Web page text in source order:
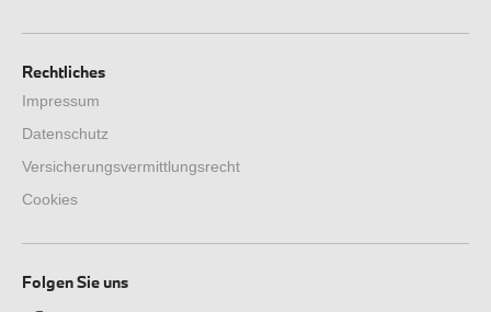
Rechtliches
Impressum
Datenschutz
Versicherungsvermittlungsrecht
Cookies
Folgen Sie uns